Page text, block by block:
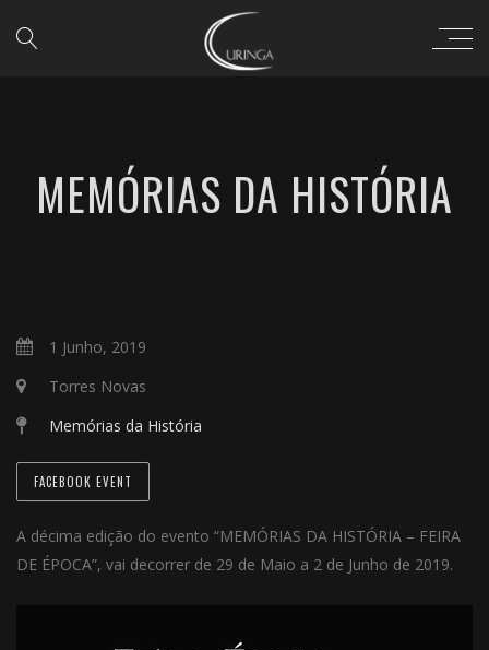
MEMÓRIAS DA HISTÓRIA
1 Junho, 2019
Torres Novas
Memórias da História
FACEBOOK EVENT
A décima edição do evento “MEMÓRIAS DA HISTÓRIA – FEIRA
DE ÉPOCA”, vai decorrer de 29 de Maio a 2 de Junho de 2019.